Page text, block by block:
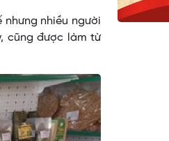
nhưng nhiều người
cũng được làm từ